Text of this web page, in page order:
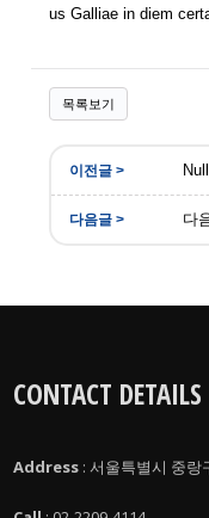
us Galliae in diem
목록보기
다
CONTACT DETAILS
Address : 서울특별시 중랑